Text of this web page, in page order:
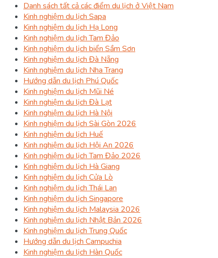
Danh sách tất cả các điểm du lịch ở Việt Nam
Kinh nghiệm du lịch Sapa
Kinh nghiệm du lịch Hạ Long
Kinh nghiệm du lịch Tam Đảo
Kinh nghiệm du lịch biển Sầm Sơn
Kinh nghiệm du lịch Đà Nẵng
Kinh nghiệm du lịch Nha Trang
Hướng dẫn du lịch Phú Quốc
Kinh nghiệm du lịch Mũi Né
Kinh nghiệm du lịch Đà Lạt
Kinh nghiệm du lịch Hà Nội
Kinh nghiệm du lịch Sài Gòn 2026
Kinh nghiệm du lịch Huế
Kinh nghiệm du lịch Hội An 2026
Kinh nghiệm du lịch Tam Đảo 2026
Kinh nghiệm du lịch Hà Giang
Kinh nghiệm du lịch Cửa Lò
Kinh nghiệm du lịch Thái Lan
Kinh nghiệm du lịch Singapore
Kinh nghiệm du lịch Malaysia 2026
Kinh nghiệm du lịch Nhật Bản 2026
Kinh nghiệm du lịch Trung Quốc
Hướng dẫn du lịch Campuchia
Kinh nghiệm du lịch Hàn Quốc